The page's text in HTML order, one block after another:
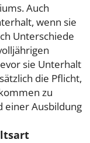
Auch
wenn sie
Unterschiede
sie Unterhalt
die Pflicht,
zu
einer Ausbildung